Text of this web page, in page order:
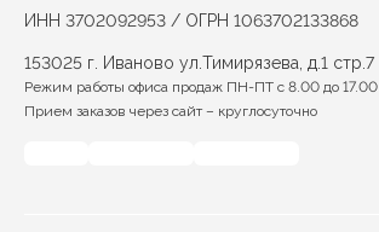
ИНН 3702092953 / ОГРН 1063702133868
153025 г. Иваново ул.Тимирязева, д.1 стр.7
Режим работы офиса продаж ПН-ПТ с 8.00 до 17.00
Прием заказов через сайт – круглосуточно